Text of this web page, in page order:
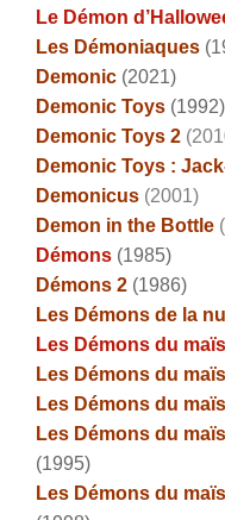
Le Démon
Les Démoniaques
Demonic (2021)
Demonic Toys (1992)
Demonic Toys 2
Demonic Toys :
Demonicus (2001)
Demon in the Bottle
Démons (1985)
Démons 2 (1986)
Les Démons de la
Les Démons du maïs
Les Démons du maïs
Les Démons du
Les Démons du
(1995)
Les Démons du